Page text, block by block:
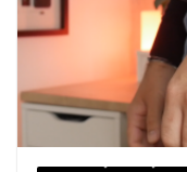
m
i